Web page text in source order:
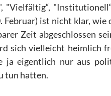
ist nicht klar, wie
Zeit abgeschlossen
sich vielleicht heimlich
ja eigentlich nur aus
tun hatten.